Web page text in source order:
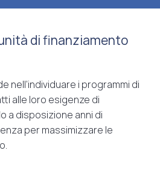
di finanziamento
nell’individuare i programmi di
alle loro esigenze di
a disposizione anni di
per massimizzare le